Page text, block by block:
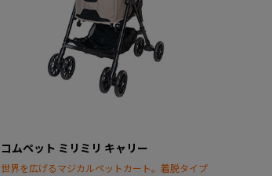
コムペット ミリミリ キャリー
世界を広げるマジカルペットカート。着脱タイプ